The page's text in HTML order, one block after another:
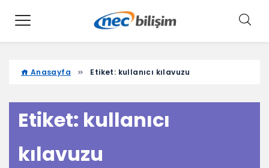
Anasayfa Etiket: kullanıcı kılavuzu
Etiket: kullanıcı
kılavuzu